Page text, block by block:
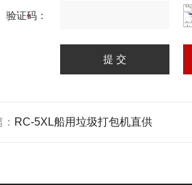
验证码：
RC-5XL船用垃圾打包机直供